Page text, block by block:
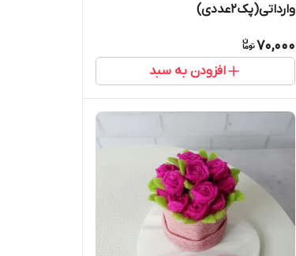
وارداتی(پک2عددی)
70,000
افزودن به سبد